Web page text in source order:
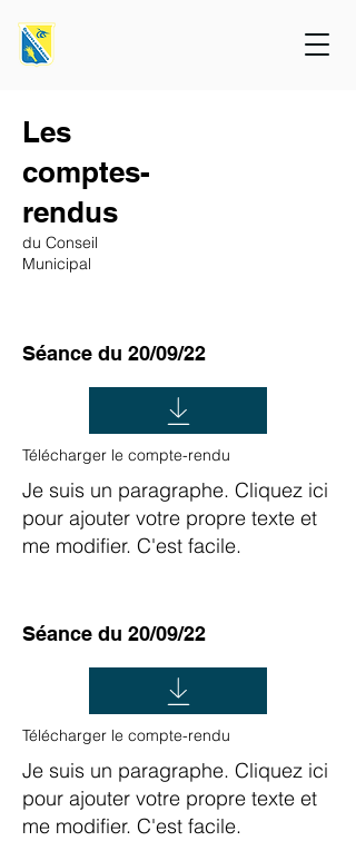
Les
comptes-
rendus
du Conseil
Municipal
Séance du 20/09/22
Télécharger le compte-rendu
Je suis un paragraphe. Cliquez ici
pour ajouter votre propre texte et
me modifier. C'est facile.
Séance du 20/09/22
Télécharger le compte-rendu
Je suis un paragraphe. Cliquez ici
pour ajouter votre propre texte et
me modifier. C'est facile.